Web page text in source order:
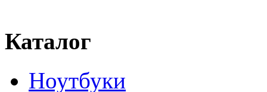
Каталог
Ноутбуки